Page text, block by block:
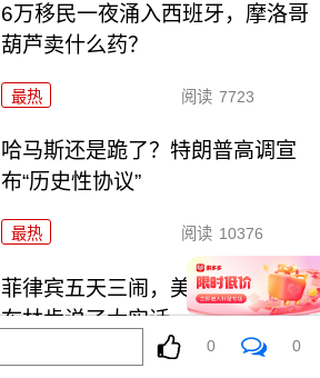
6万移民一夜涌入西班牙，摩洛哥
葫芦卖什么药？
最热 阅读 7723
哈马斯还是跪了？特朗普高调宣
布“历史性协议”
最热 阅读 10376
菲律宾五天三闹，美航母压阵，
布林肯说了大实话
最热
0 0